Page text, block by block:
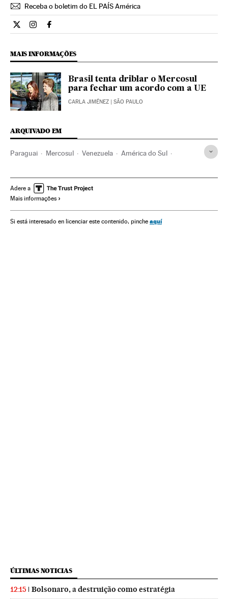
Receba o boletim do EL PAÍS América
Internacional El País Brasil en Twitter
Internacional El País Brasil en Instagram
Internacional El País Brasil en Facebook
MAIS INFORMAÇÕES
Brasil tenta driblar o Mercosul
para fechar um acordo com a UE
CARLA JIMÉNEZ | SÃO PAULO
ARQUIVADO EM
Paraguai Mercosul Venezuela América do Sul
Relações exteriores
Adere a
Mais informações
Si está interesado en licenciar este contenido, pinche aquí
ÚLTIMAS NOTICIAS
12:15 Bolsonaro, a destruição como estratégia